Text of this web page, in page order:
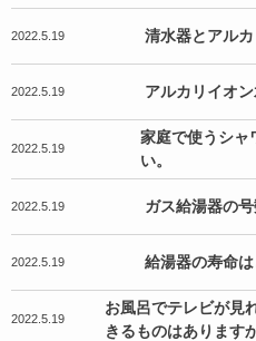
2022.5.19 清水器とアル
2022.5.19 アルカリイオ
2022.5.19
家庭で使うシャ
い。
2022.5.19 ガス給湯器の
2022.5.19 給湯器の寿命
2022.5.19
お風呂でテレビが見
きるものはあります